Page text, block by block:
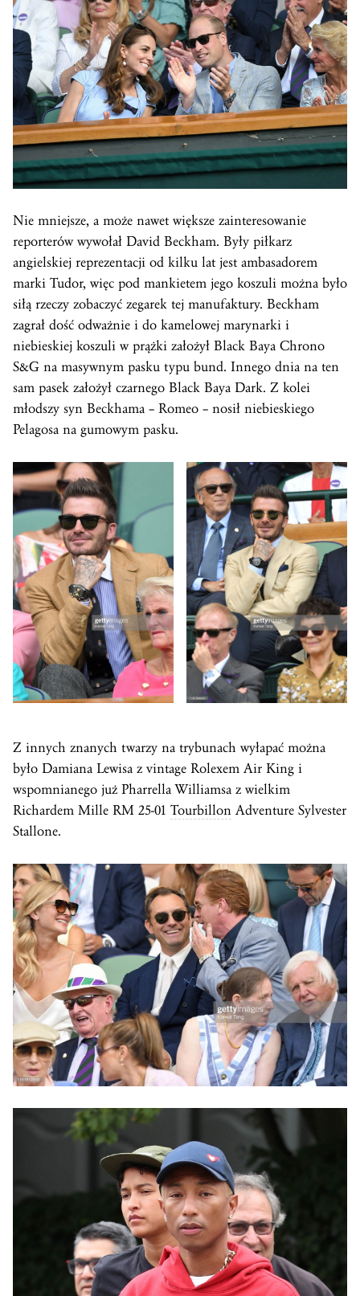
Nie mniejsze, a może nawet większe zainteresowanie
reporterów wywołał David Beckham. Były piłkarz
angielskiej reprezentacji od kilku lat jest ambasadorem
marki Tudor, więc pod mankietem jego koszuli można było
siłą rzeczy zobaczyć zegarek tej manufaktury. Beckham
zagrał dość odważnie i do kamelowej marynarki i
niebieskiej koszuli w prążki założył Black Baya Chrono
S&G na masywnym pasku typu bund. Innego dnia na ten
sam pasek założył czarnego Black Baya Dark. Z kolei
młodszy syn Beckhama – Romeo – nosił niebieskiego
Pelagosa na gumowym pasku.
Z innych znanych twarzy na trybunach wyłapać można
było Damiana Lewisa z vintage Rolexem Air King i
wspomnianego już Pharrella Williamsa z wielkim
Richardem Mille RM 25-01 Tourbillon Adventure Sylvester
Stallone.